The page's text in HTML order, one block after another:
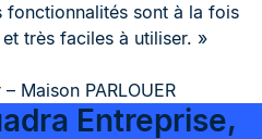
fonctionnalités sont à la fois
très faciles à utiliser. »
Maison PARLOUER
Entreprise,